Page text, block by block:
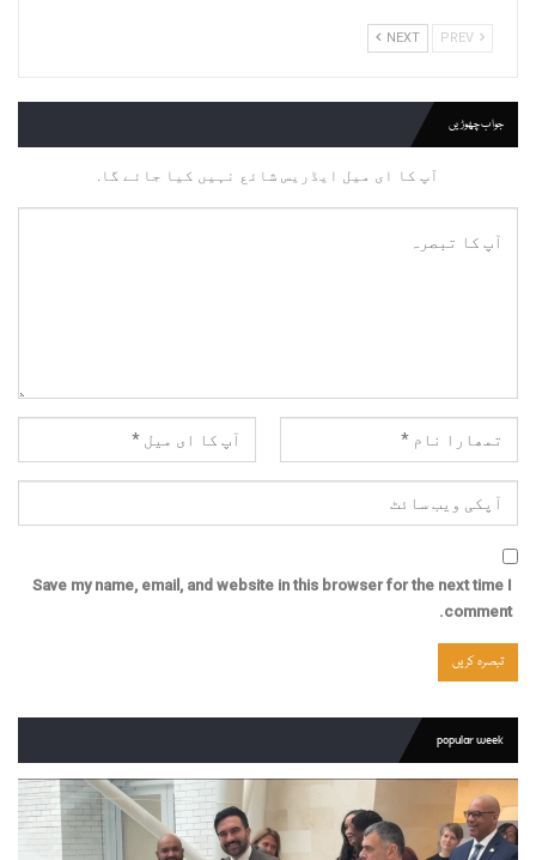
NEXT
جواب چھوڑیں
آپ کا ای میل ایڈریس شائع نہیں کیا جائے گا.
Save my name, email, and website in this browser for the next time I
comment.
popular week